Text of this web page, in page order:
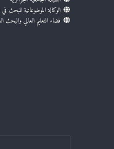
الوكالة الموضوعاتية للبحث
فضاء التعليم العالي والبحث